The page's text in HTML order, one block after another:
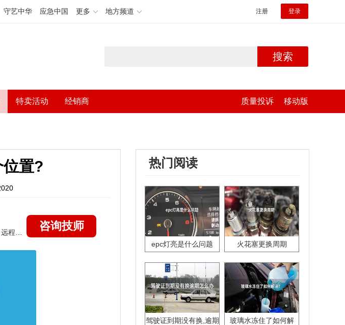
守艺中华 应急中国 更多 地方频道 注册 登录
搜索
特卖活动 经销商 质量投诉 移动版
位置?
咨询技师
热门阅读
epc灯亮是什么问题 火花塞更换周期
驾驶证到期没有换,逾期
玻璃水冻住了如何解